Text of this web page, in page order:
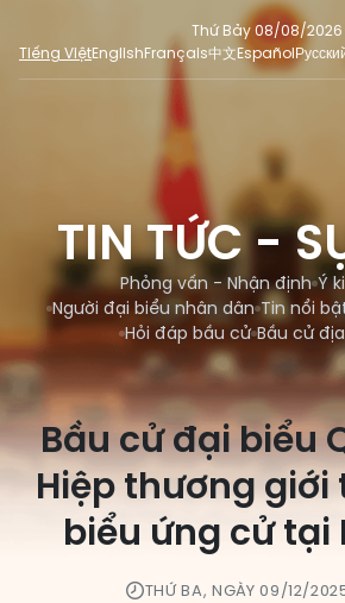
Thứ Bảy 08/08/2026
Tiếng ViệtEnglishFrançais中文Español
TIN TỨC - SỰ KIỆN
Phỏng vấn - Nhận định
Ý kiến cử tri
Người đại biểu nhân dân
Tin nổi bật
Dư luận quốc tế
Hỏi đáp bầu cử
Bầu cử địa phương
ĐA PHƯƠNG TIỆN
Ảnh
E-magazine
Infographic
DÀNH CHO BÁO CHÍ
MẠNG XÃ HỘI
SỐ LIỆU BẦU CỬ
Cử tri tham gia bầu cử
Tổng số đại biểu quốc hội
Nữ đại biểu Quốc hội
TIN TỨC -
Phỏng vấn - Nhận định Ý
Người đại biểu nhân dân Tin nổi
Hỏi đáp bầu cử Bầu cử
Bầu cử đại biểu
Hiệp thương giới
biểu ứng cử tại
THỨ BA, NGÀY 09/12/